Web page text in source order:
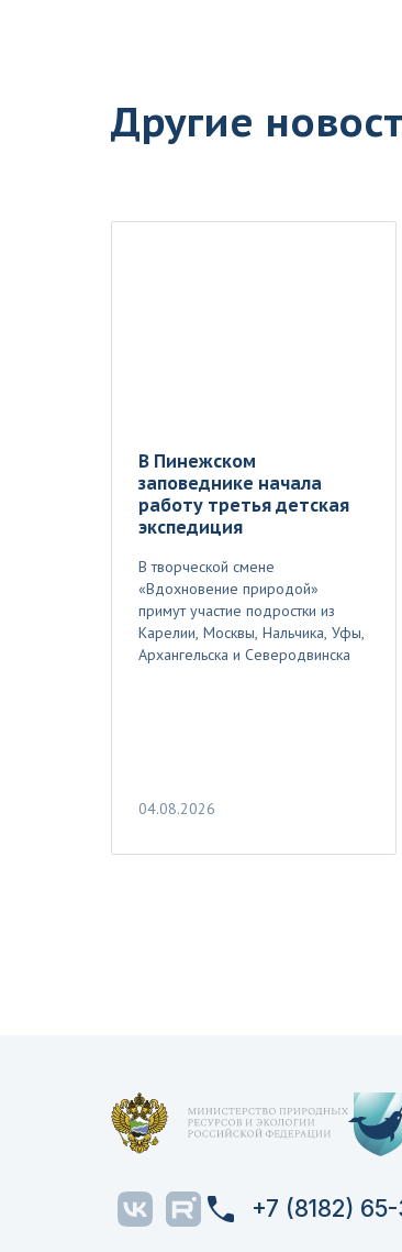
Другие
В Пинежском
заповеднике начала
работу третья детская
экспедиция
В творческой смене
«Вдохновение природой»
примут участие подростки из
Карелии, Москвы, Нальчика, Уфы,
Архангельска и Северодвинска
04.08.2026
+7 (8182)